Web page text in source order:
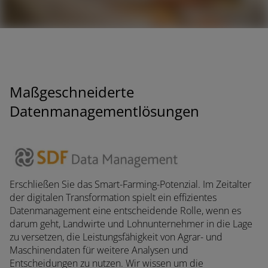
Maßgeschneiderte
Datenmanagementlösungen
Erschließen Sie das Smart-Farming-Potenzial. Im Zeitalter
der digitalen Transformation spielt ein effizientes
Datenmanagement eine entscheidende Rolle, wenn es
darum geht, Landwirte und Lohnunternehmer in die Lage
zu versetzen, die Leistungsfähigkeit von Agrar- und
Maschinendaten für weitere Analysen und
Entscheidungen zu nutzen. Wir wissen um die